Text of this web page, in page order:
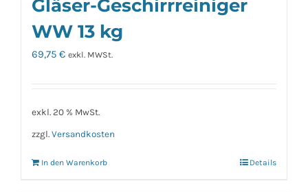
Gläser-Geschirrreiniger
WW 13 kg
69,75 € exkl. MWSt.
exkl. 20 % MwSt.
zzgl. Versandkosten
In den Warenkorb Details